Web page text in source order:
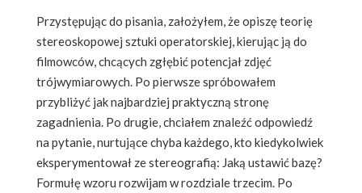
Przystępując do pisania, założyłem, że opiszę teorię
stereoskopowej sztuki operatorskiej, kierując ją do
filmowców, chcących zgłębić potencjał zdjęć
trójwymiarowych. Po pierwsze spróbowałem
przybliżyć jak najbardziej praktyczną stronę
zagadnienia. Po drugie, chciałem znaleźć odpowiedź
na pytanie, nurtujące chyba każdego, kto kiedykolwiek
eksperymentował ze stereografią: Jaką ustawić bazę?
Formułę wzoru rozwijam w rozdziale trzecim. Po